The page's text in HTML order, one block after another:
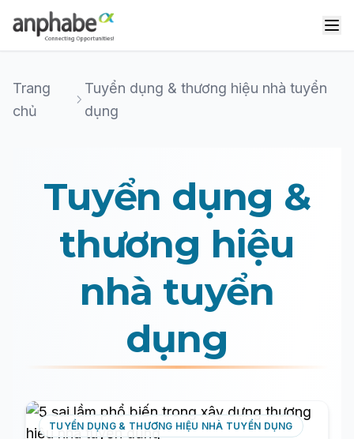
Trang
chủ
Tuyển dụng & thương hiệu nhà tuyển
dụng
Tuyển dụng &
thương hiệu
nhà tuyển
dụng
TUYỂN DỤNG & THƯƠNG HIỆU NHÀ TUYỂN DỤNG